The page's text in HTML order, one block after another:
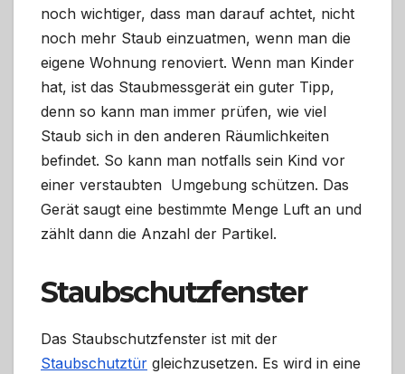
noch wichtiger, dass man darauf achtet, nicht
noch mehr Staub einzuatmen, wenn man die
eigene Wohnung renoviert. Wenn man Kinder
hat, ist das Staubmessgerät ein guter Tipp,
denn so kann man immer prüfen, wie viel
Staub sich in den anderen Räumlichkeiten
befindet. So kann man notfalls sein Kind vor
einer verstaubten Umgebung schützen. Das
Gerät saugt eine bestimmte Menge Luft an und
zählt dann die Anzahl der Partikel.
Staubschutzfenster
Das Staubschutzfenster ist mit der
Staubschutztür gleichzusetzen. Es wird in eine